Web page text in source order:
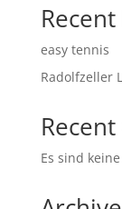
easy tennis
Radolfzeller
Es sind